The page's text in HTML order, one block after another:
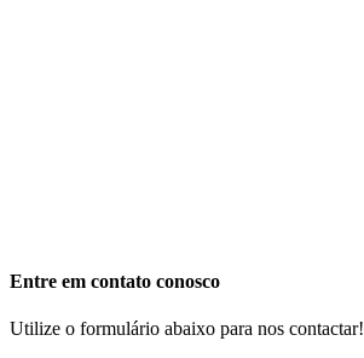
Entre em contato conosco
Utilize o formulário abaixo para nos contactar!